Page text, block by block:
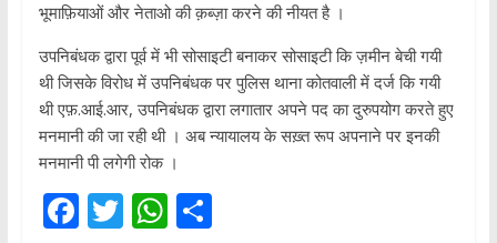
भूमाफ़ियाओं और नेताओ की क़ब्ज़ा करने की नीयत है ।
उपनिबंधक द्वारा पूर्व में भी सोसाइटी बनाकर सोसाइटी कि ज़मीन बेची गयी
थी जिसके विरोध में उपनिबंधक पर पुलिस थाना कोतवाली में दर्ज कि गयी
थी एफ़.आई.आर, उपनिबंधक द्वारा लगातार अपने पद का दुरुपयोग करते हुए
मनमानी की जा रही थी । अब न्यायालय के सख़्त रूप अपनाने पर इनकी
मनमानी पी लगेगी रोक ।
F T W S